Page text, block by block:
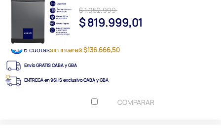
$ 1.052.999
$ 819.999,01
6 cuotassin interés $136.666,50
Envío GRATIS CABA y GBA
ENTREGA en 96HS exclusivo CABA y GBA
COMPARAR